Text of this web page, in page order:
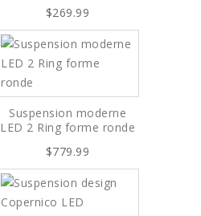
$269.99
Suspension moderne
LED 2 Ring forme ronde
$779.99